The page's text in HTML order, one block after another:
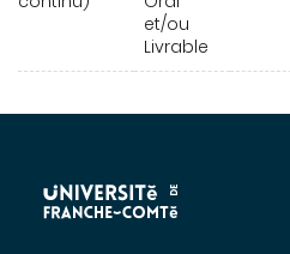
et/ou
Livrable